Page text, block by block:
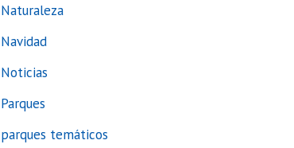
Naturaleza
Navidad
Noticias
Parques
parques temáticos